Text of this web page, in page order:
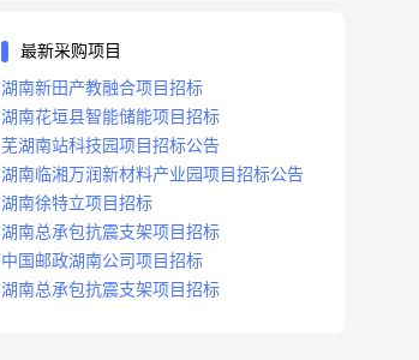
最新采购项目
湖南新田产教融合项目招标
湖南花垣县智能储能项目招标
芜湖南站科技园项目招标公告
湖南临湘万润新材料产业园项目招标公告
湖南徐特立项目招标
湖南总承包抗震支架项目招标
中国邮政湖南公司项目招标
湖南总承包抗震支架项目招标